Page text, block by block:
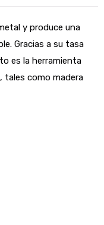
y produce una
Gracias a su tasa
es la herramienta
tales como madera